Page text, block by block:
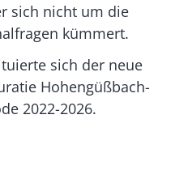
sich nicht um die
kümmert.
sich der neue
Hohengüßbach-
2022-2026.